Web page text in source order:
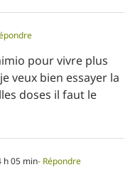
pour vivre plus
veux bien essayer la
doses il faut le
h 05 min- Répondre